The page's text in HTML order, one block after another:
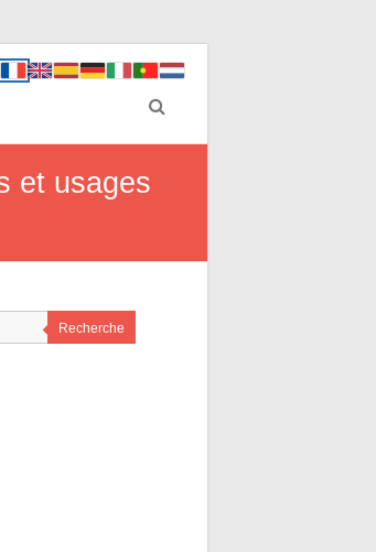
et usages
Recherche